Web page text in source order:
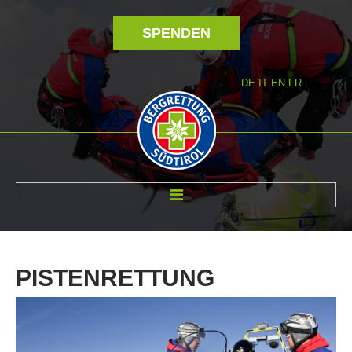
SPENDEN
DE IT EN FR
PISTENRETTUNG